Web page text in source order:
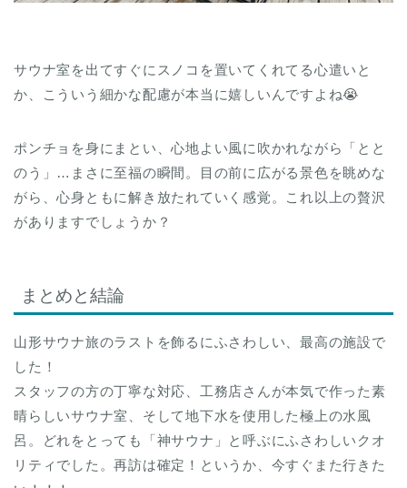
サウナ室を出てすぐにスノコを置いてくれてる心遣いと
か、こういう細かな配慮が本当に嬉しいんですよね😭
ポンチョを身にまとい、心地よい風に吹かれながら「とと
のう」…まさに至福の瞬間。目の前に広がる景色を眺めな
がら、心身ともに解き放たれていく感覚。これ以上の贅沢
がありますでしょうか？
まとめと結論
山形サウナ旅のラストを飾るにふさわしい、最高の施設で
した！
スタッフの方の丁寧な対応、工務店さんが本気で作った素
晴らしいサウナ室、そして地下水を使用した極上の水風
呂。どれをとっても「神サウナ」と呼ぶにふさわしいクオ
リティでした。再訪は確定！というか、今すぐまた行きた